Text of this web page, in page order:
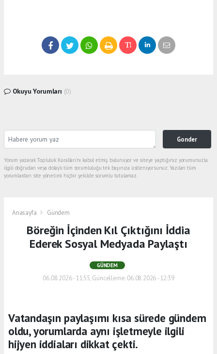
Okuyu Yorumları (0)
Gonder
Yorum yazarak Topluluk Kuralları’nı kabul etmiş bulunuyor ve siteye yaptığınız yorumunuzla
ilgili doğrudan veya dolaylı tüm sorumluluğu tek başınıza üstleniyorsunuz. Yazılan tüm
yorumlardan site yönetimi hiçbir şekilde sorumlu tutulamaz.
Anasayfa Gündem
Böreğin İçinden Kıl Çıktığını İddia
Ederek Sosyal Medyada Paylaştı
GÜNDEM
06.08.2026 - 11:55, Güncelleme: 06.08.2026 - 12:39
Vatandaşın paylaşımı kısa sürede gündem
oldu, yorumlarda aynı işletmeyle ilgili
hijyen iddiaları dikkat çekti.